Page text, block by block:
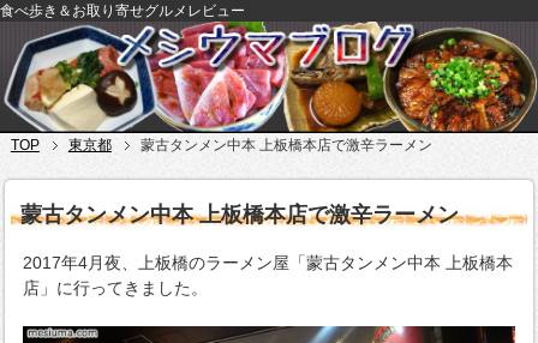
食べ歩き＆お取り寄せグルメレビュー
TOP 東京都 蒙古タンメン中本 上板橋本店で激辛ラーメン
蒙古タンメン中本 上板橋本店で激辛ラーメン
2017年4月夜、上板橋のラーメン屋「蒙古タンメン中本 上板橋本
店」に行ってきました。